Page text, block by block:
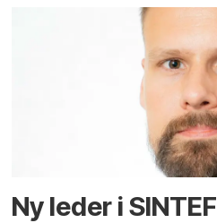
Ny leder i SINTEF